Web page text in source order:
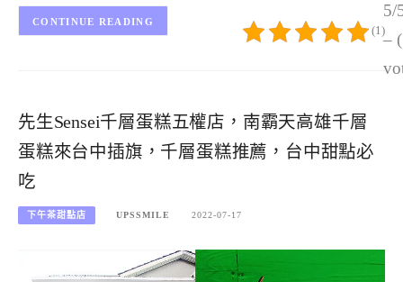
5/
–
(1)
CONTINUE READING
先生Sensei千層蛋糕五權店，南霸天高雄千層
蛋糕來台中插旗，千層蛋糕推薦，台中甜點必
吃
下午茶甜點店 UPSSMILE 2022-07-17